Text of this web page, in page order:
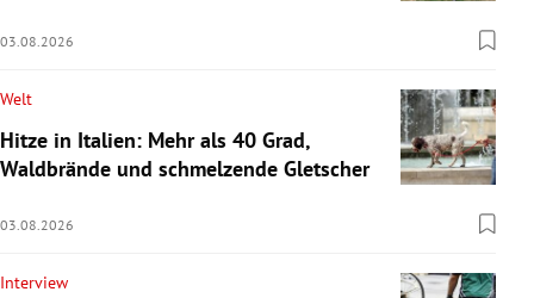
03.08.2026
Welt
Hitze in Italien: Mehr als 40 Grad,
Waldbrände und schmelzende Gletscher
03.08.2026
Interview